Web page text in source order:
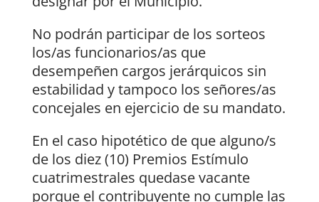
No podrán participar de los sorteos
los/as funcionarios/as que
desempeñen cargos jerárquicos sin
estabilidad y tampoco los señores/as
concejales en ejercicio de su mandato.
En el caso hipotético de que alguno/s
de los diez (10) Premios Estímulo
cuatrimestrales quedase vacante
porque el contribuyente no cumple las